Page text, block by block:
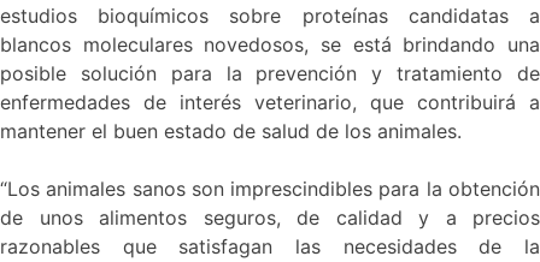
estudios bioquímicos sobre proteínas candidatas a
blancos moleculares novedosos, se está brindando una
posible solución para la prevención y tratamiento de
enfermedades de interés veterinario, que contribuirá a
mantener el buen estado de salud de los animales.
“Los animales sanos son imprescindibles para la obtención
de unos alimentos seguros, de calidad y a precios
razonables que satisfagan las necesidades de la